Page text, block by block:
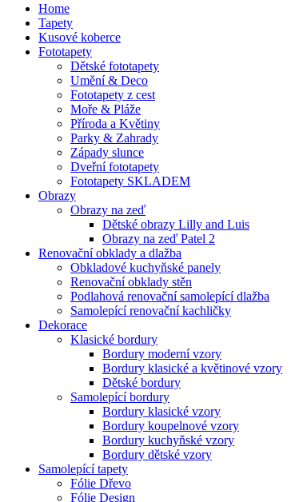
Home
Tapety
Kusové koberce
Fototapety
Dětské fototapety
Umění & Deco
Fototapety z cest
Moře & Pláže
Příroda a Květiny
Parky & Zahrady
Západy slunce
Dveřní fototapety
Fototapety SKLADEM
Obrazy
Obrazy na zeď
Dětské obrazy Lilly and Luis
Obrazy na zeď Patel 2
Renovační obklady a dlažba
Obkladové kuchyňské panely
Renovační obklady stěn
Podlahová renovační samolepící dlažba
Samolepící renovační kachličky
Dekorace
Klasické bordury
Bordury moderní vzory
Bordury klasické a květinové vzory
Dětské bordury
Samolepící bordury
Bordury klasické vzory
Bordury koupelnové vzory
Bordury kuchyňské vzory
Bordury dětské vzory
Samolepící tapety
Fólie Dřevo
Fólie Design